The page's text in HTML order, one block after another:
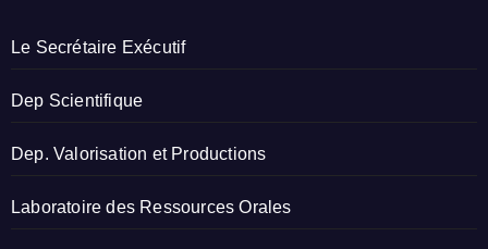
Le Secrétaire Exécutif
Dep Scientifique
Dep. Valorisation et Productions
Laboratoire des Ressources Orales